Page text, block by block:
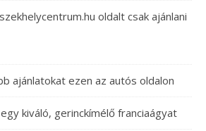
oldalt csak ajánlani
ajánlatokat ezen az autós oldalon
kiváló, gerinckímélő franciaágyat